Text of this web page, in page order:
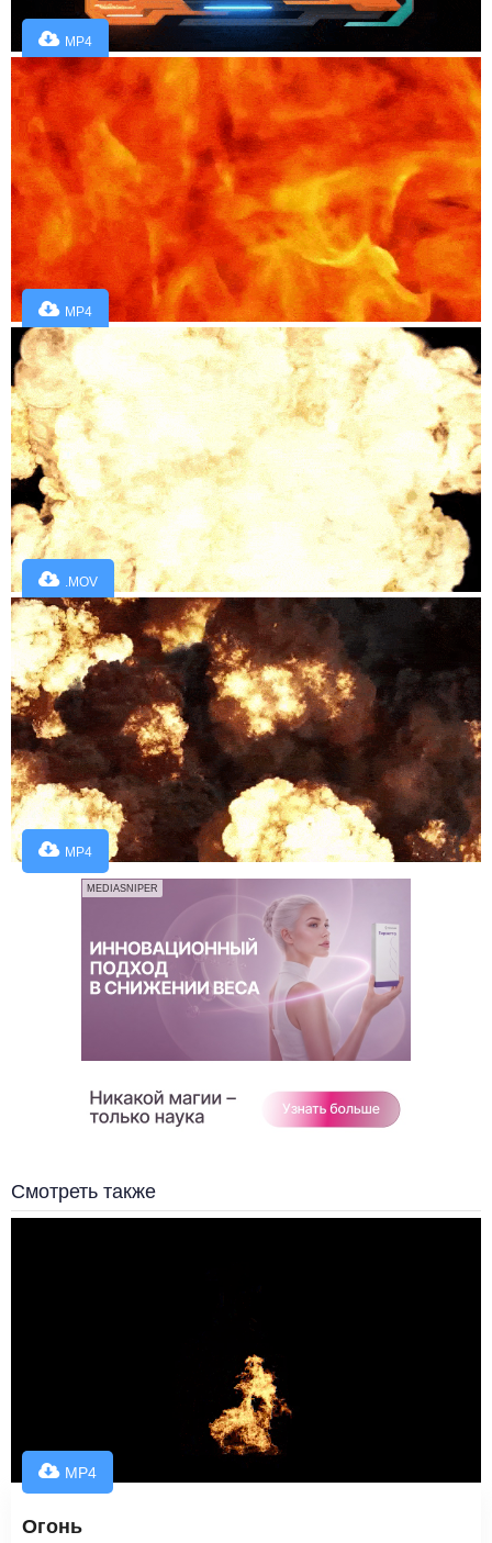
MP4
MP4
.MOV
MP4
MEDIASNIPER
Смотреть также
MP4
Огонь